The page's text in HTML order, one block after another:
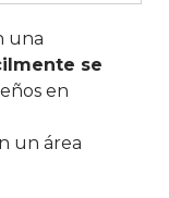
una
se
en
un área